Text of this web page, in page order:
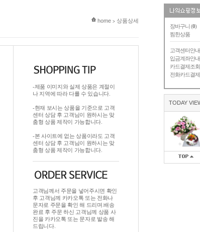
장바구니 (0)
찜한상품
고객센터안내
입금계좌안내
카드결제조회
전화카드결제
TODAY
현재 위치
home > 상품상세
-제품 이미지와 실제 상품은 계절이
나 지역에 따라 다를 수 있습니다.
-현재 보시는 상품을 기준으로 고객
센터 상담 후 고객님이 원하시는 맞
춤형 상품 제작이 가능합니다.
-본 사이트에 없는 상품이라도 고객
센터 상담 후 고객님이 원하시는 맞
춤형 상품 제작이 가능합니다.
고객님께서 주문을 넣어주시면 확인
후 고객님께 카카오톡 또는 전화나
문자로 주문을 확인 해 드리며.배송
완료 후 주문 하신 고객님께 상품 사
진을 카카오톡 또는 문자로 발송 해
드립니다.